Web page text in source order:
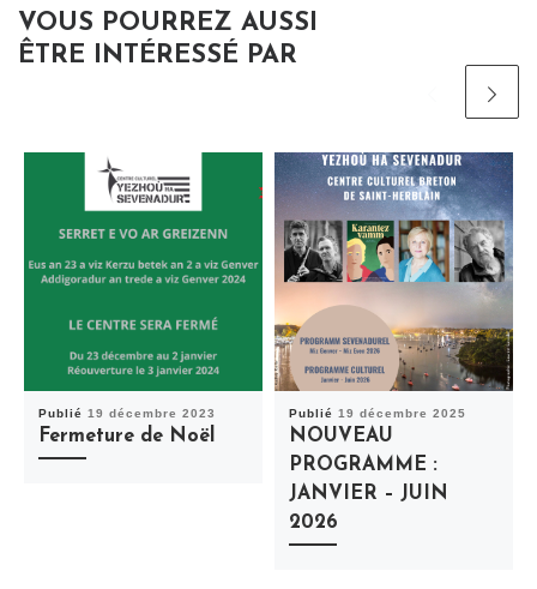
VOUS POURREZ AUSSI
ÊTRE INTÉRESSÉ PAR
Publié 19 décembre 2023
Fermeture de Noël
Publié 19 décembre 2025
NOUVEAU
PROGRAMME :
JANVIER – JUIN
2026